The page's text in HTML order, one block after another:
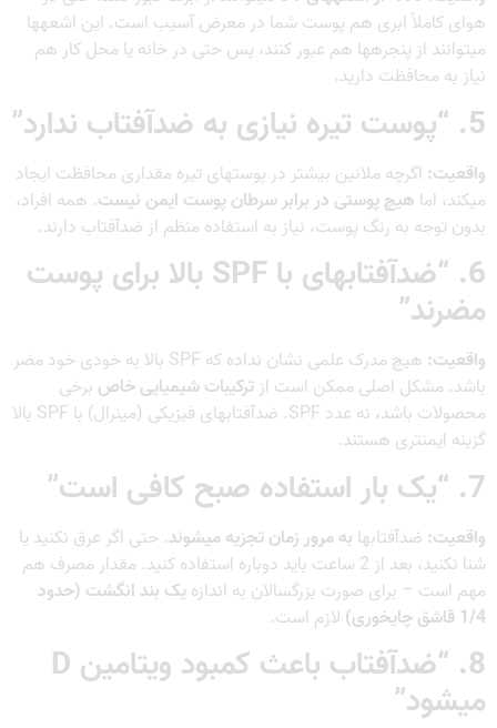
هوای کاملاً ابری هم پوست شما در معرض آسیب است. این اشعهها
میتوانند از پنجرهها هم عبور کنند، پس حتی در خانه یا محل کار هم
نیاز به محافظت دارید.
5. “پوست تیره نیازی به ضدآفتاب ندارد”
واقعیت: اگرچه ملانین بیشتر در پوستهای تیره مقداری محافظت ایجاد
میکند، اما هیچ پوستی در برابر سرطان پوست ایمن نیست. همه افراد،
بدون توجه به رنگ پوست، نیاز به استفاده منظم از ضدآفتاب دارند.
6. “ضدآفتابهای با SPF بالا برای پوست
مضرند”
واقعیت:
هیچ مدرک علمی نشان نداده که SPF بالا به خودی خود مضر
باشد. مشکل اصلی ممکن است از ترکیبات شیمیایی خاص برخی
محصولات باشد، نه عدد SPF. ضدآفتابهای فیزیکی (مینرال) با SPF بالا
گزینه ایمنتری هستند.
7. “یک بار استفاده صبح کافی است”
واقعیت: ضدآفتابها به مرور زمان تجزیه میشوند. حتی اگر عرق نکنید یا
شنا نکنید، بعد از 2 ساعت باید دوباره استفاده کنید. مقدار مصرف هم
مهم است – برای صورت بزرگسالان به اندازهیک بند انگشت (حدود
1/4 قاشق چایخوری)
لازم است.
8. “ضدآفتاب باعث کمبود ویتامین D
میشود”